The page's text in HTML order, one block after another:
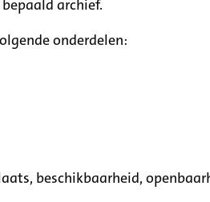
archief.
onderdelen:
beschikbaarheid,